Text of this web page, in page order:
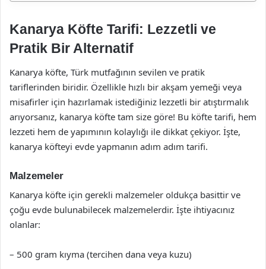
Kanarya Köfte Tarifi: Lezzetli ve
Pratik Bir Alternatif
Kanarya köfte, Türk mutfağının sevilen ve pratik
tariflerinden biridir. Özellikle hızlı bir akşam yemeği veya
misafirler için hazırlamak istediğiniz lezzetli bir atıştırmalık
arıyorsanız, kanarya köfte tam size göre! Bu köfte tarifi, hem
lezzeti hem de yapımının kolaylığı ile dikkat çekiyor. İşte,
kanarya köfteyi evde yapmanın adım adım tarifi.
Malzemeler
Kanarya köfte için gerekli malzemeler oldukça basittir ve
çoğu evde bulunabilecek malzemelerdir. İşte ihtiyacınız
olanlar:
– 500 gram kıyma (tercihen dana veya kuzu)